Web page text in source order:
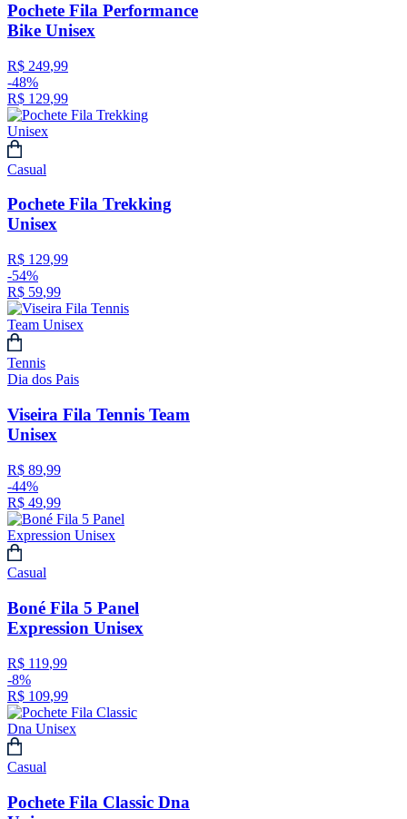
Pochete Fila Performance
Bike Unisex
R$ 249,99
-48%
R$ 129,99
Casual
Pochete Fila Trekking
Unisex
R$ 129,99
-54%
R$ 59,99
Tennis
Dia dos Pais
Viseira Fila Tennis Team
Unisex
R$ 89,99
-44%
R$ 49,99
Casual
Boné Fila 5 Panel
Expression Unisex
R$ 119,99
-8%
R$ 109,99
Casual
Pochete Fila Classic Dna